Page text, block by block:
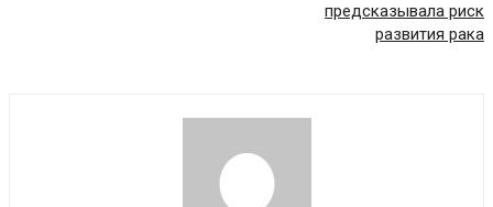
предсказывала риск
развития рака